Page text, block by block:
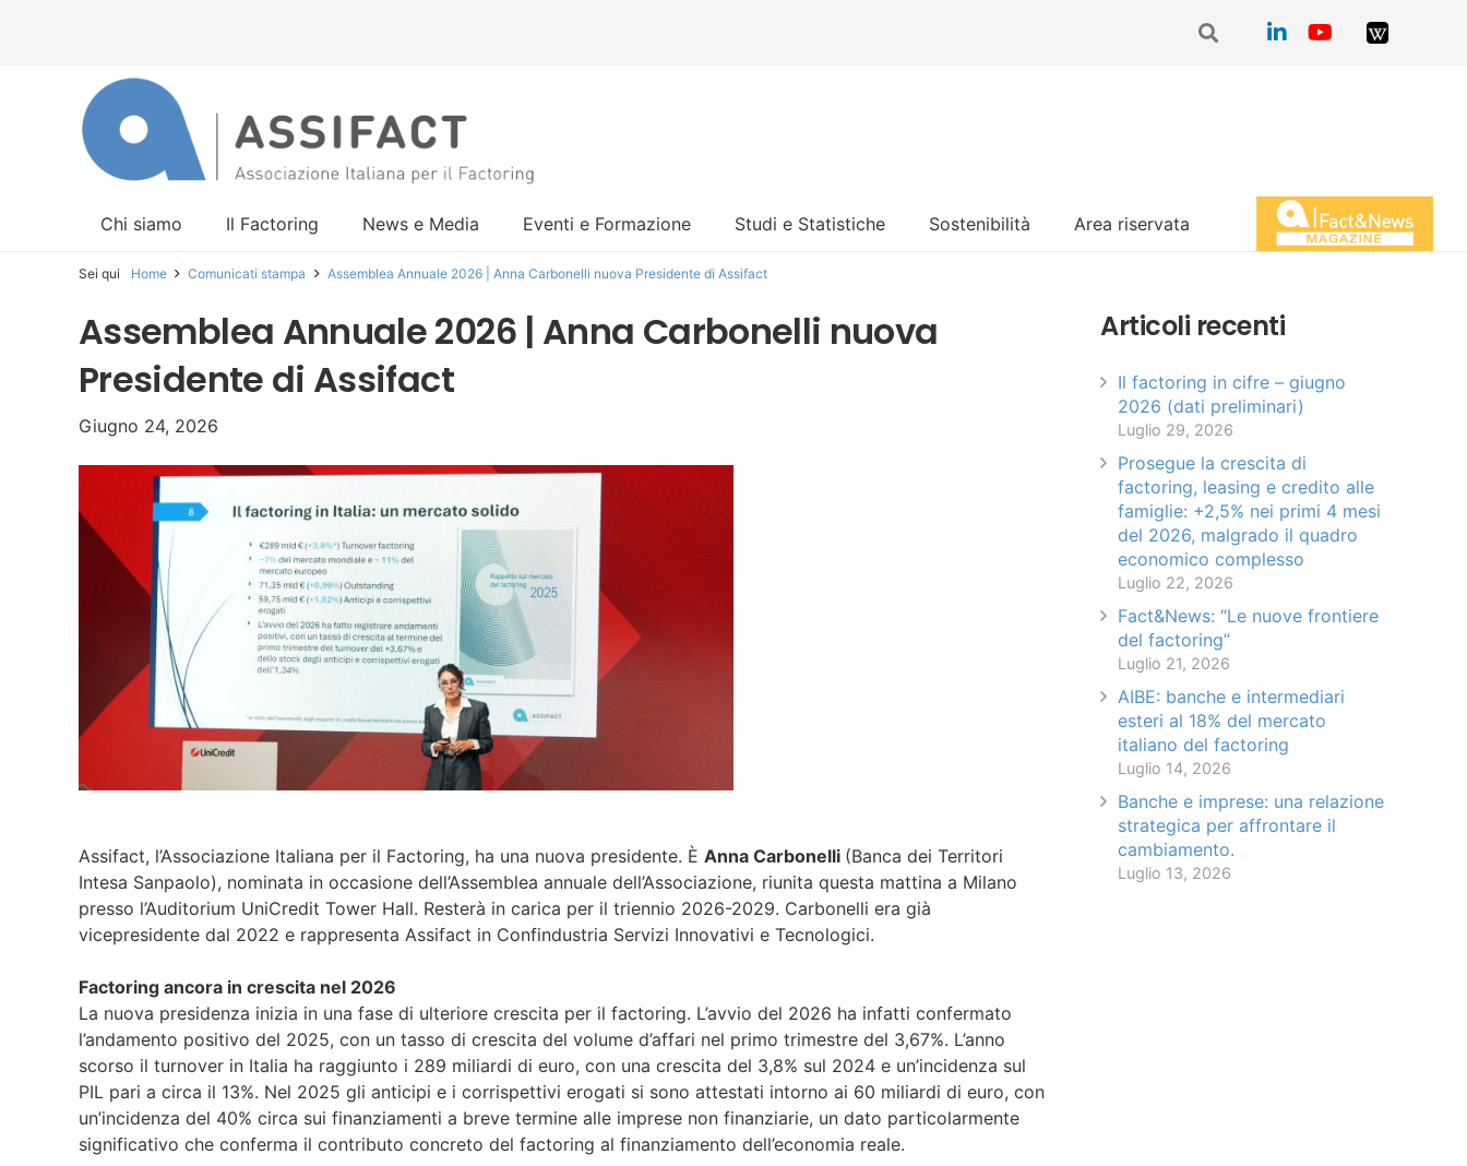
Chi siamo Il Factoring News e Media Eventi e Formazione Studi e Statistiche Sostenibilità Area riservata Magazine Fact&News
Sei qui Home Comunicati stampa Assemblea Annuale 2026 | Anna Carbonelli nuova Presidente di Assifact
Assemblea Annuale 2026 | Anna Carbonelli nuova
Presidente di Assifact
Giugno 24, 2026
Assifact, l’Associazione Italiana per il Factoring, ha una nuova presidente. È Anna Carbonelli (Banca dei Territori
Intesa Sanpaolo), nominata in occasione dell’Assemblea annuale dell’Associazione, riunita questa mattina a Milano
presso l’Auditorium UniCredit Tower Hall. Resterà in carica per il triennio 2026-2029. Carbonelli era già
vicepresidente dal 2022 e rappresenta Assifact in Confindustria Servizi Innovativi e Tecnologici.
Factoring ancora in crescita nel 2026
La nuova presidenza inizia in una fase di ulteriore crescita per il factoring. L’avvio del 2026 ha infatti confermato
l’andamento positivo del 2025, con un tasso di crescita del volume d’affari nel primo trimestre del 3,67%. L’anno
scorso il turnover in Italia ha raggiunto i 289 miliardi di euro, con una crescita del 3,8% sul 2024 e un’incidenza sul
PIL pari a circa il 13%. Nel 2025 gli anticipi e i corrispettivi erogati si sono attestati intorno ai 60 miliardi di euro, con
un’incidenza del 40% circa sui finanziamenti a breve termine alle imprese non finanziarie, un dato particolarmente
significativo che conferma il contributo concreto del factoring al finanziamento dell’economia reale.
Articoli recenti
Il factoring in cifre – giugno
2026 (dati preliminari)
Luglio 29, 2026
Prosegue la crescita di
factoring, leasing e credito alle
famiglie: +2,5% nei primi 4 mesi
del 2026, malgrado il quadro
economico complesso
Luglio 22, 2026
Fact&News: “Le nuove frontiere
del factoring”
Luglio 21, 2026
AIBE: banche e intermediari
esteri al 18% del mercato
italiano del factoring
Luglio 14, 2026
Banche e imprese: una relazione
strategica per affrontare il
cambiamento.
Luglio 13, 2026